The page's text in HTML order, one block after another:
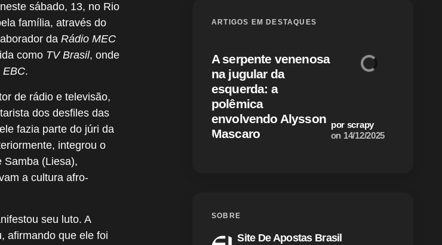
sábado, 13, no Rio
família, através do
da Rádio MEC
como TV Brasil, onde
EBC.
de rádio e televisão,
dos desfiles das
fazia parte do júri da
integrou o
Samba (Liesa),
a cultura afro-
seu luto. A
afirmando que ele foi
ARTIGOS EM DESTAQUES
A serpente venenosa
na jugular da
esquerda: a
polêmica
envolvendo Alysson
Mascaro
por scrapy
on 14/12/2025
SOBRE
Site De Apostas Brasil